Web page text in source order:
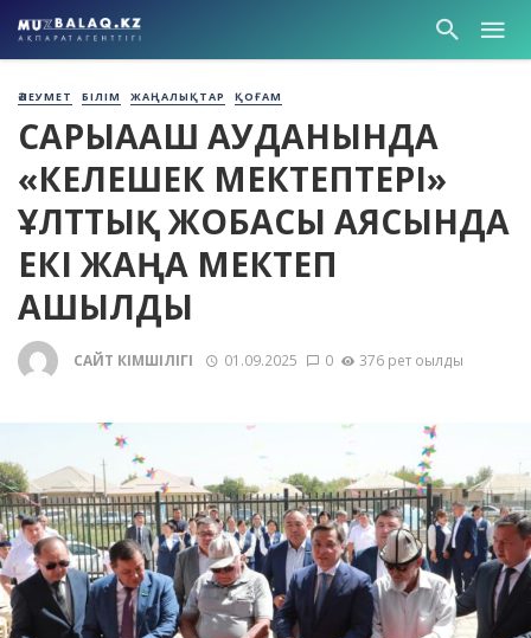
ӘЛЕУМЕТ БІЛІМ ЖАҢАЛЫҚТАР ҚОҒАМ
САРЫАҒАШ АУДАНЫНДА
«КЕЛЕШЕК МЕКТЕПТЕРІ»
ҰЛТТЫҚ ЖОБАСЫ АЯСЫНДА
ЕКІ ЖАҢА МЕКТЕП
АШЫЛДЫ
САЙТ ӘКІМШІЛІГІ 01.09.2025 0 376 рет оқылды